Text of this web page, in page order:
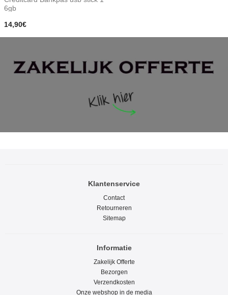
6gb
14,90€
Klantenservice
Contact
Retourneren
Sitemap
Informatie
Zakelijk Offerte
Bezorgen
Verzendkosten
Onze webshop in de media